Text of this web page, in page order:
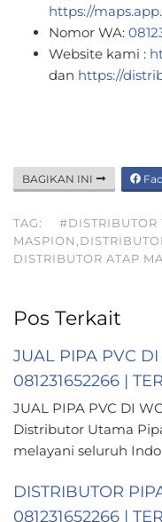
https://
Nomor WA:
Website kami :
dan https://
BAGIKAN INI
TAG:
#DISTRIBUTOR
DISTRIBUTOR ATAP
Pos Terkait
JUAL PIPA PVC
081231652266 |
JUAL PIPA PVC DI
Distributor Utama
melayani seluruh
DISTRIBUTOR
081231652266 |